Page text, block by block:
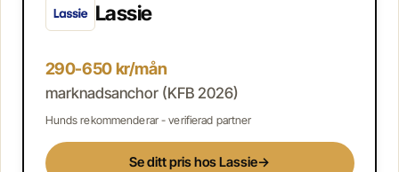
Lassie
290-650 kr/mån
marknadsanchor (KFB 2026)
Hunds rekommenderar - verifierad partner
Se ditt pris hos Lassie→